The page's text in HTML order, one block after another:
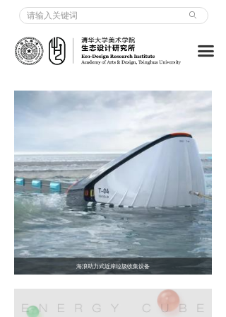
끀
关于我们 | About us
项目 | Projects
出版物 | Publication
ꄙ
海浪助力式近岸垃圾收集设备